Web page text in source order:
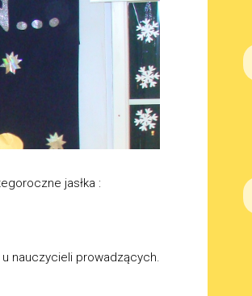
jasłka :
u nauczycieli prowadzących.